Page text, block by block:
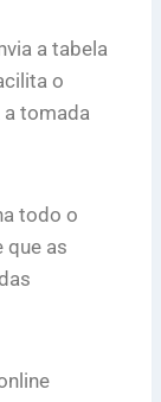
a tabela
o
a tomada
todo o
que as